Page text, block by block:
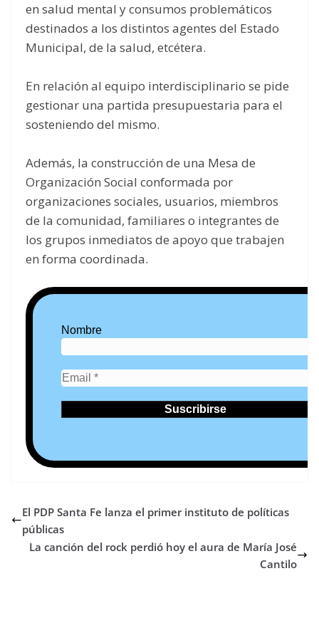
en salud mental y consumos problemáticos
destinados a los distintos agentes del Estado
Municipal, de la salud, etcétera.
En relación al equipo interdisciplinario se pide
gestionar una partida presupuestaria para el
sosteniendo del mismo.
Además, la construcción de una Mesa de
Organización Social conformada por
organizaciones sociales, usuarios, miembros
de la comunidad, familiares o integrantes de
los grupos inmediatos de apoyo que trabajen
en forma coordinada.
Nombre
El PDP Santa Fe lanza el primer instituto de políticas
públicas
La canción del rock perdió hoy el aura de María José
Cantilo